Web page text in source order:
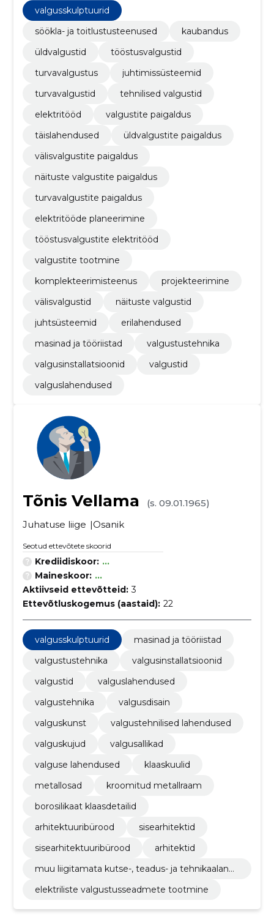
valgusskulptuurid
söökla- ja toitlustusteenused
kaubandus
üldvalgustid
tööstusvalgustid
turvavalgustus
juhtimissüsteemid
turvavalgustid
tehnilised valgustid
elektritööd
valgustite paigaldus
täislahendused
üldvalgustite paigaldus
välisvalgustite paigaldus
näituste valgustite paigaldus
turvavalgustite paigaldus
elektritööde planeerimine
tööstusvalgustite elektritööd
valgustite tootmine
komplekteerimisteenus
projekteerimine
välisvalgustid
näituste valgustid
juhtsüsteemid
erilahendused
masinad ja tööriistad
valgustustehnika
valgusinstallatsioonid
valgustid
valguslahendused
Tõnis Vellama
(s. 09.01.1965)
Juhatuse liige
Osanik
Seotud ettevõtete skoorid
Krediidiskoor: ...
Maineskoor: ...
Aktiivseid ettevõtteid: 3
Ettevõtluskogemus (aastaid): 22
valgusskulptuurid
masinad ja tööriistad
valgustustehnika
valgusinstallatsioonid
valgustid
valguslahendused
valgustehnika
valgusdisain
valguskunst
valgustehnilised lahendused
valguskujud
valgusallikad
valguse lahendused
klaaskuulid
metallosad
kroomitud metallraam
borosilikaat klaasdetailid
arhitektuuribürood
sisearhitektid
sisearhitektuuribürood
arhitektid
muu liigitamata kutse-, teadus- ja tehnikaalane
elektriliste valgustusseadmete tootmine